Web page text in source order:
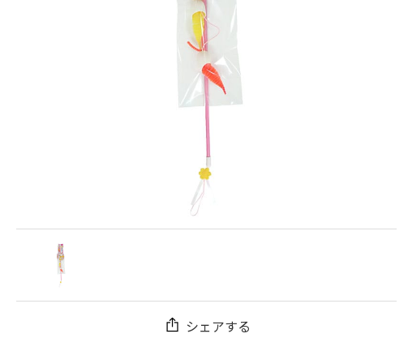
シェアする